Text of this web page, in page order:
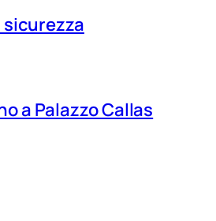
sicurezza
a Palazzo Callas